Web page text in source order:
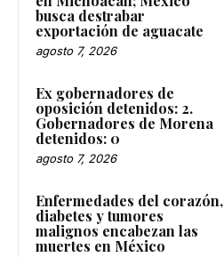
busca destrabar
exportación de aguacate
agosto 7, 2026
Ex gobernadores de
oposición detenidos: 2.
Gobernadores de Morena
detenidos: 0
agosto 7, 2026
Enfermedades del corazón,
diabetes y tumores
malignos encabezan las
muertes en México